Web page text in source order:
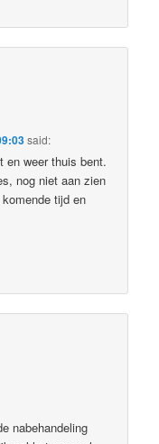
said:
en weer thuis bent.
nog niet aan zien
tijd en
nabehandeling